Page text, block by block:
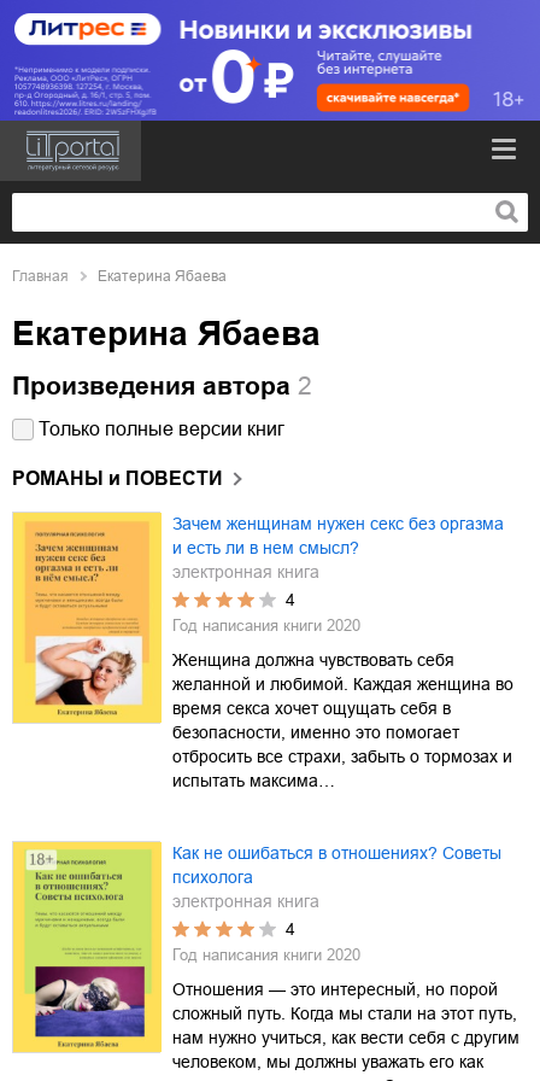
Главная Екатерина Ябаева
Екатерина Ябаева
Произведения автора 2
Только полные версии книг
РОМАНЫ и ПОВЕСТИ
Зачем женщинам нужен секс без оргазма
и есть ли в нем смысл?
электронная книга
4
Год написания книги 2020
Женщина должна чувствовать себя
желанной и любимой. Каждая женщина во
время секса хочет ощущать себя в
безопасности, именно это помогает
отбросить все страхи, забыть о тормозах и
испытать максима…
Как не ошибаться в отношениях? Советы
психолога
электронная книга
4
Год написания книги 2020
Отношения — это интересный, но порой
сложный путь. Когда мы стали на этот путь,
нам нужно учиться, как вести себя с другим
человеком, мы должны уважать его как